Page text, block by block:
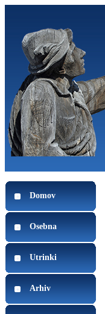
Domov
Osebna
Utrinki
Arhiv